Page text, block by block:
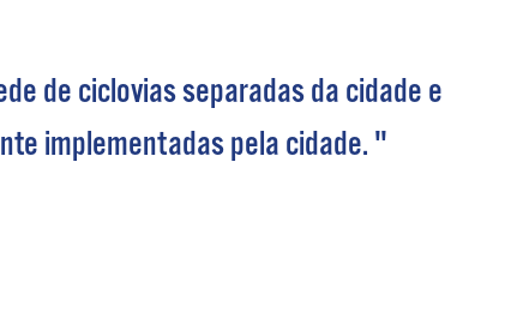
de ciclovias separadas da cidade e
implementadas pela cidade. "